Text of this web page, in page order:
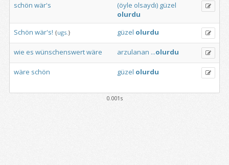
schön wär's (öyle olsaydı) güzel
olurdu
Schön wär's! {ugs.} güzel olurdu
wie es wünschenswertwäre arzulanan ...olurdu
wäre schön güzel olurdu
0.001s